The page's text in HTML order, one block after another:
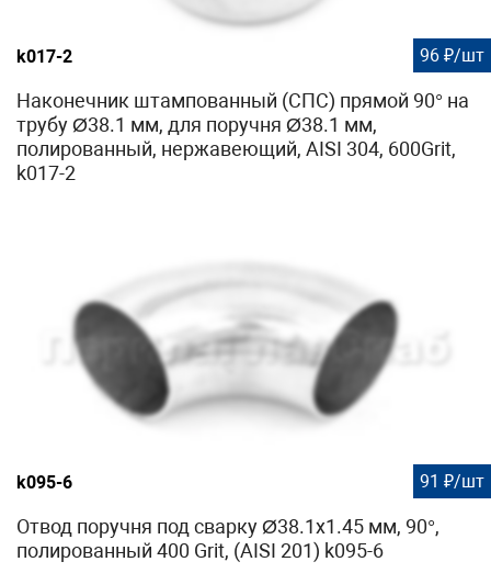
k017-2 96 ₽/шт
Наконечник штампованный (СПС) прямой 90° на
трубу Ø38.1 мм, для поручня Ø38.1 мм,
полированный, нержавеющий, AISI 304, 600Grit,
k017-2
k095-6 91 ₽/шт
Отвод поручня под сварку Ø38.1х1.45 мм, 90°,
полированный 400 Grit, (AISI 201) k095-6